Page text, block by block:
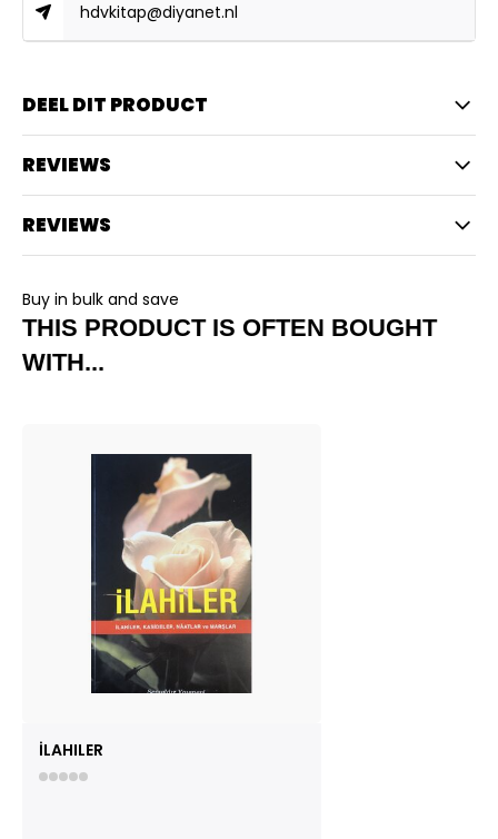
hdvkitap@diyanet.nl
DEEL DIT PRODUCT
REVIEWS
REVIEWS
Buy in bulk and save
THIS PRODUCT IS OFTEN BOUGHT
WITH...
İLAHILER